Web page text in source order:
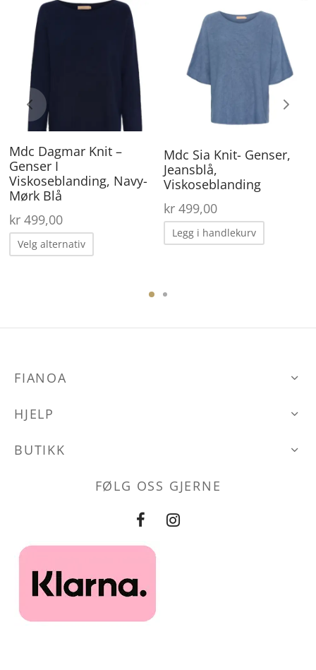
produktet
Alternativene
velges
på
produktsiden
Mdc Dagmar Knit –
Genser I
Viskoseblanding, Navy-
Mørk Blå
kr499,00
Velg alternativ
Dette
produktet
varianter.
Mdc Sia Knit- Genser,
Jeansblå,
Viskoseblanding
kr499,00
Legg i handlekurv
FIANOA
HJELP
BUTIKK
FØLG OSS GJERNE